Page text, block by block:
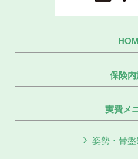
保険内
実費メ
姿勢・骨